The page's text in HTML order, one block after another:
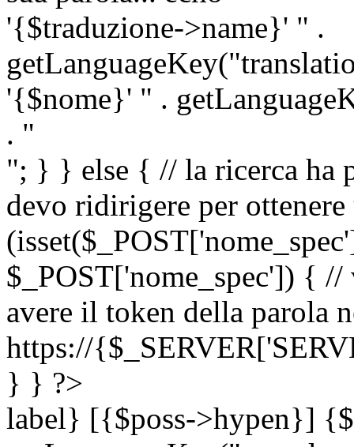
'{$traduzione->name}' " .
'{$nome}' " .
. "
"; } } else { // la ricerca ha
devo ridirigere per
$_POST['nome_spec']) {
avere il token della parola
https://
} } ?>
label} [{$poss->hypen}]